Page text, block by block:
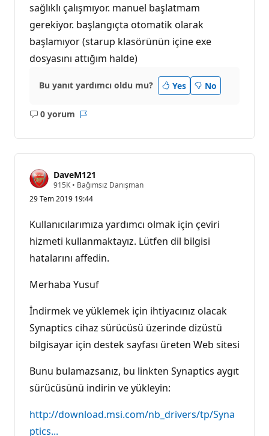
sağlıklı çalışmıyor. manuel başlatmam
gerekiyor. başlangıçta otomatik olarak
başlamıyor (starup klasörünün içine exe
dosyasını attığım halde)
Bu yanıt yardımcı oldu mu? Yes No
0 yorum
Açıklama
DaveM121
915K S
y
ı
n
l
ı
k
a
• Bağımsız Danışman
29 Tem 2019 19:44
Kullanıcılarımıza yardımcı olmak için çeviri
hizmeti kullanmaktayız. Lütfen dil bilgisi
hatalarını affedin.
Merhaba Yusuf
İndirmek ve yüklemek için ihtiyacınız olacak
Synaptics cihaz sürücüsü üzerinde dizüstü
bilgisayar için destek sayfası üreten Web sitesi
Bunu bulamazsanız, bu linkten Synaptics aygıt
sürücüsünü indirin ve yükleyin:
http://download.msi.com/nb_drivers/tp/Syna
ptics...